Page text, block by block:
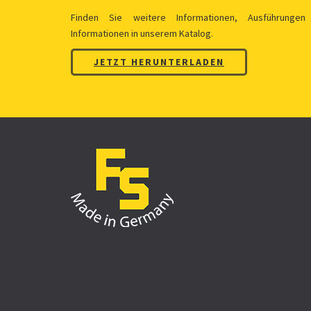
Finden Sie weitere Informationen,
Informationen in unserem Katalog.
JETZT HERUNTERLADEN